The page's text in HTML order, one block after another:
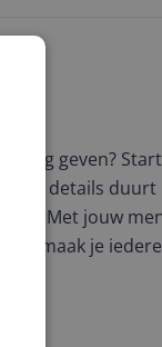
geven?
de details
Met jouw
én maak je